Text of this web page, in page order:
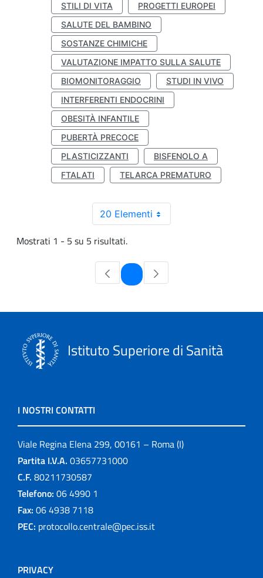
STILI DI VITA
PROGETTI EUROPEI
SALUTE DEL BAMBINO
SOSTANZE CHIMICHE
VALUTAZIONE IMPATTO SULLA SALUTE
BIOMONITORAGGIO
STUDI IN VIVO
INTERFERENTI ENDOCRINI
OBESITÀ INFANTILE
PUBERTÀ PRECOCE
PLASTICIZZANTI
BISFENOLO A
FTALATI
TELARCA PREMATURO
20 Elementi
Mostrati 1 - 5 su 5 risultati.
Pagina
Istituto Superiore di Sanità
I NOSTRI CONTATTI
Viale Regina Elena 299, 00161 – Roma (I)
Partita I.V.A. 03657731000
C.F. 80211730587
Telefono: 06 4990 1
Fax: 06 4938 7118
PEC: protocollo.centrale@pec.iss.it
PRIVACY